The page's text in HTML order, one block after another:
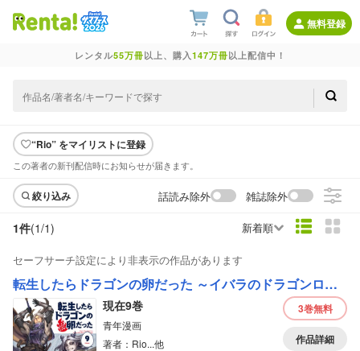
無料登録
レンタル55万冊以上、購入147万冊以上配信中！
“Rio” をマイリストに登録
この著者の新刊配信時にお知らせが届きます。
絞り込み 話読み除外 雑誌除外
1件(1/1) 新着順
セーフサーチ設定により非表示の作品があります
転生したらドラゴンの卵だった ～イバラのドラゴンロード～
現在9巻
青年漫画
著者：Rio...他
3巻無料
作品詳細